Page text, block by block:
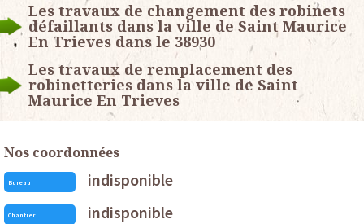
Les travaux de changement des robinets
défaillants dans la ville de Saint Maurice
En Trieves dans le 38930
Les travaux de remplacement des
robinetteries dans la ville de Saint
Maurice En Trieves
Nos coordonnées
Bureau indisponible
Chantier indisponible